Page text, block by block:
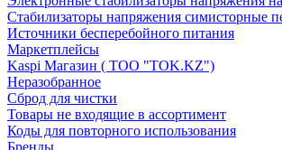
Стабилизаторы напряжения симисторные
Источники бесперебойного питания
Маркетплейсы
Kaspi Магазин ( ТОО "TOK.KZ")
Неразобранное
Сброд для чистки
Товары не входящие в ассортимент
Коды для повторного использования
Бренды